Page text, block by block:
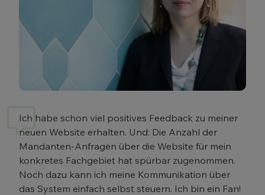
Ich habe schon viel positives Feedback zu meiner
neuen Website erhalten. Und: Die Anzahl der
Mandanten-Anfragen über die Website für mein
konkretes Fachgebiet hat spürbar zugenommen.
Noch dazu kann ich meine Kommunikation über
das System einfach selbst steuern. Ich bin ein Fan!